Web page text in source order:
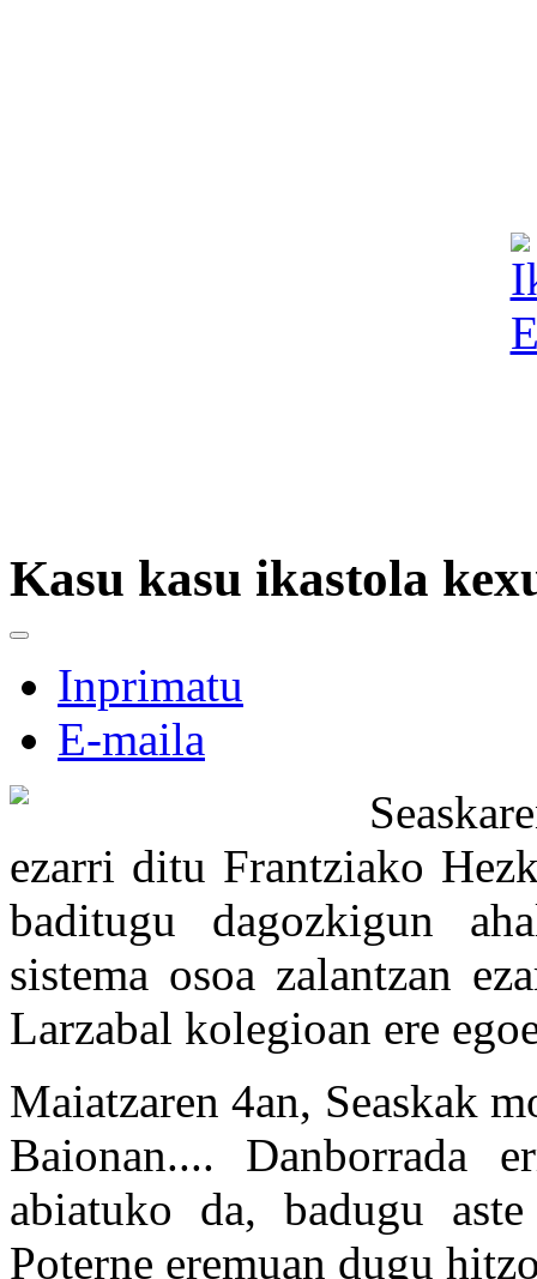
Kasu kasu ikastola
Inprimatu
E-maila
ezarri ditu Frantziako
baditugu dagozkigun
sistema osoa zalantzan
Larzabal kolegioan ere
Maiatzaren 4an, Seaskak
Baionan.... Danborrada
abiatuko da, badugu
Poterne eremuan dugu